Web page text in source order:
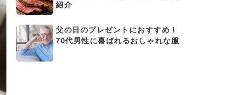
紹介
父の日のプレゼントにおすすめ！
70代男性に喜ばれるおしゃれな服